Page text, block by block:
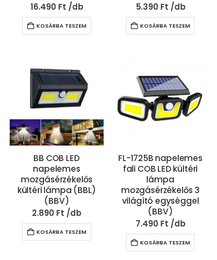
16.490 Ft
KOSÁRBA TESZEM
5.390 Ft
KOSÁRBA TESZEM
BB COB LED
napelemes
mozgásérzékelős
kültéri lámpa (BBL)
(BBV)
2.890 Ft
KOSÁRBA TESZEM
FL-1725B napelemes
fali COB LED kültéri
lámpa
mozgásérzékelős 3
világító egységgel
(BBV)
7.490 Ft
KOSÁRBA TESZEM